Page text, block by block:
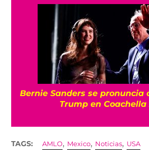
Bernie Sanders se pronuncia
Trump en Coachella
TAGS: AMLO, Mexico, Noticias, USA